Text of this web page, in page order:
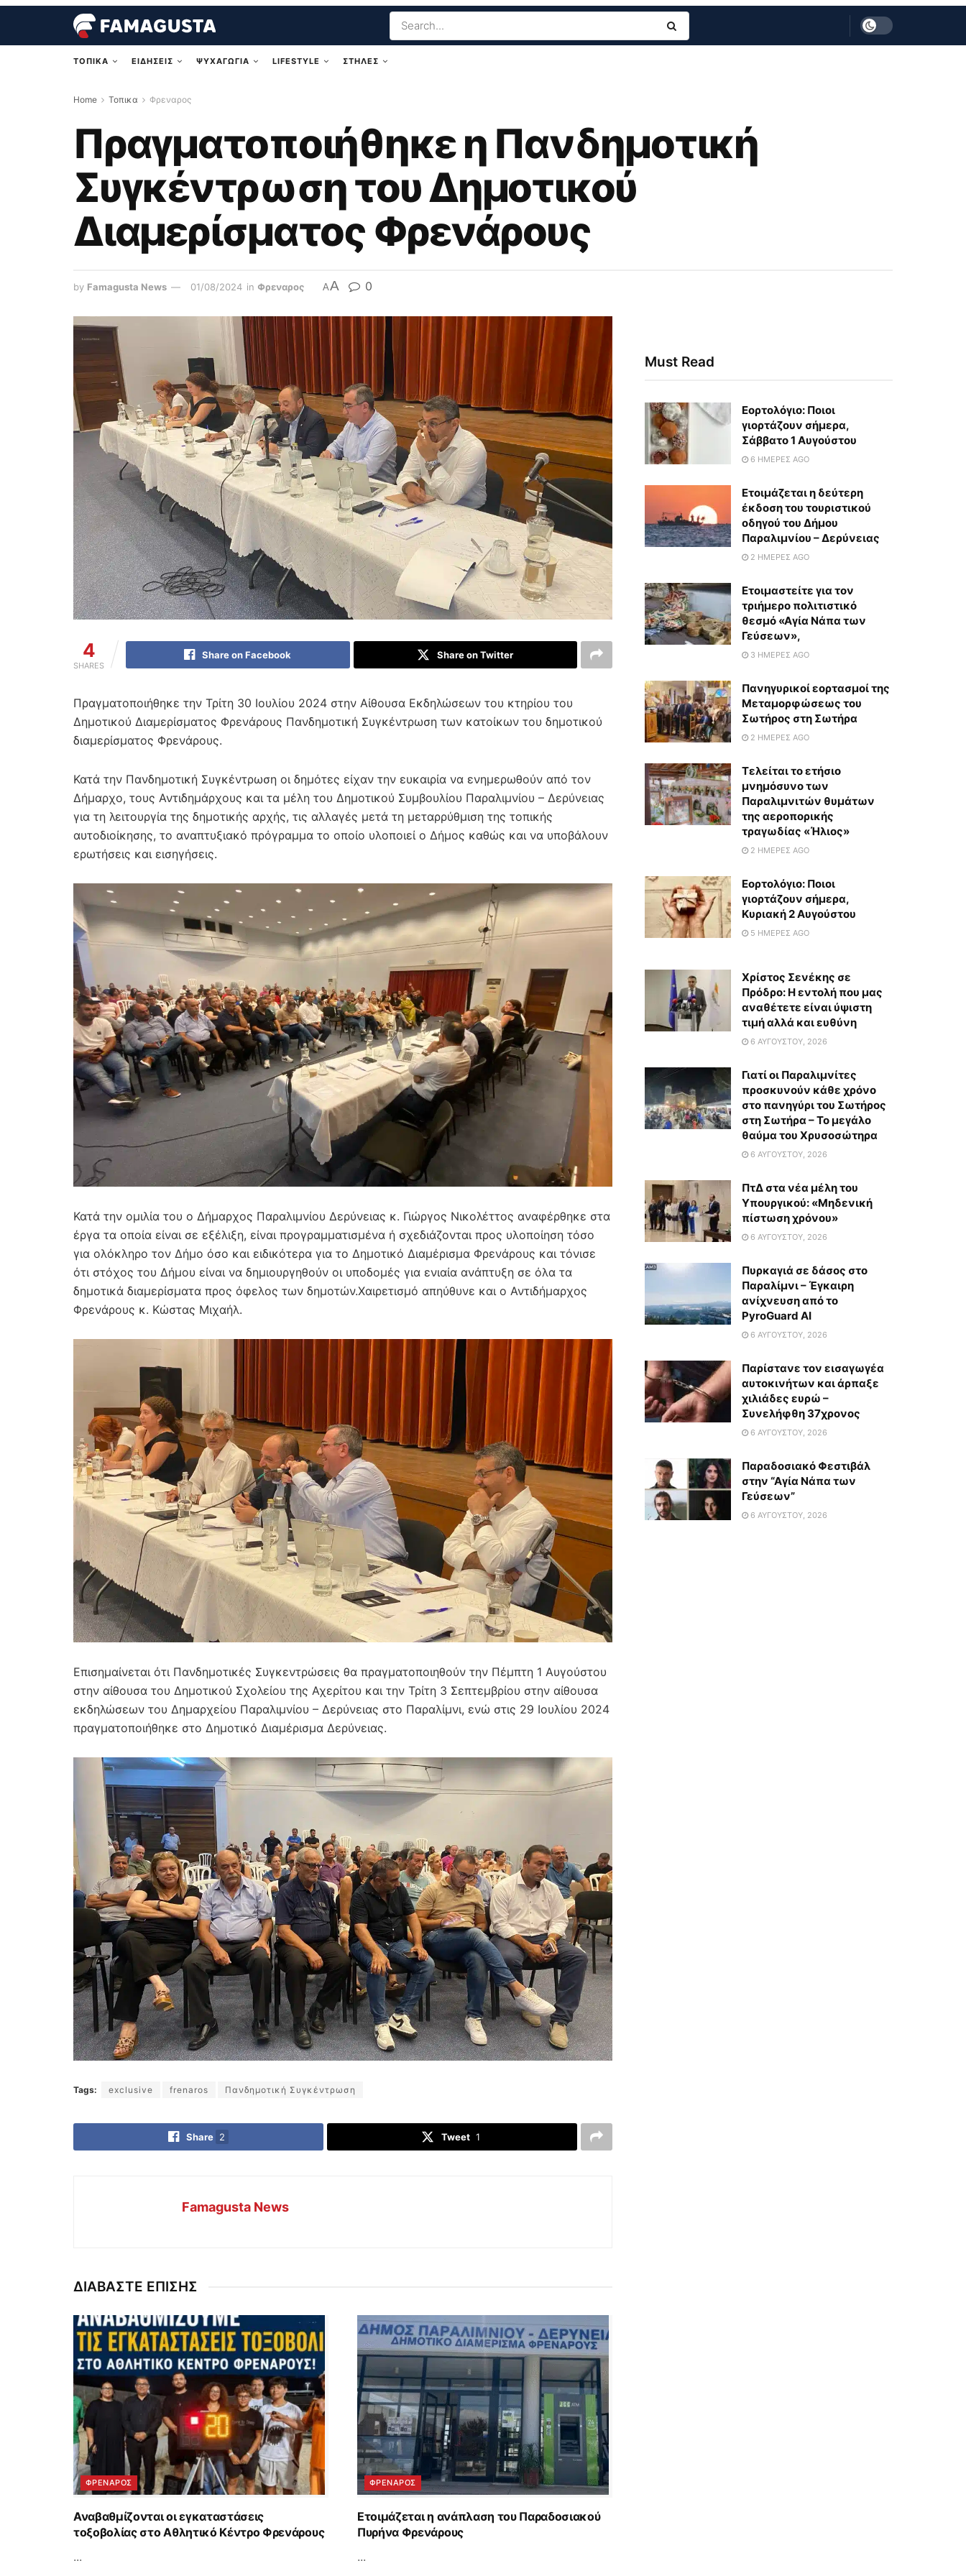
ΤΟΠΙΚΑ ΕΙΔΗΣΕΙΣ ΨΥΧΑΓΩΓΙΑ LIFESTYLE ΣΤΗΛΕΣ
Home Τοπικα Φρεναρος
Πραγματοποιήθηκε η Πανδημοτική
Συγκέντρωση του Δημοτικού
Διαμερίσματος Φρενάρους
by Famagusta News 01/08/2024 in Φρεναρος AA 0
4
SHARES
Share on Facebook Share on Twitter
Πραγματοποιήθηκε την Τρίτη 30 Ιουλίου 2024 στην Αίθουσα Εκδηλώσεων του κτηρίου του
Δημοτικού Διαμερίσματος Φρενάρους Πανδημοτική Συγκέντρωση των κατοίκων του δημοτικού
διαμερίσματος Φρενάρους.
Κατά την Πανδημοτική Συγκέντρωση οι δημότες είχαν την ευκαιρία να ενημερωθούν από τον
Δήμαρχο, τους Αντιδημάρχους και τα μέλη του Δημοτικού Συμβουλίου Παραλιμνίου – Δερύνειας
για τη λειτουργία της δημοτικής αρχής, τις αλλαγές μετά τη μεταρρύθμιση της τοπικής
αυτοδιοίκησης, το αναπτυξιακό πρόγραμμα το οποίο υλοποιεί ο Δήμος καθώς και να υποβάλουν
ερωτήσεις και εισηγήσεις.
Κατά την ομιλία του ο Δήμαρχος Παραλιμνίου Δερύνειας κ. Γιώργος Νικολέττος αναφέρθηκε στα
έργα τα οποία είναι σε εξέλιξη, είναι προγραμματισμένα ή σχεδιάζονται προς υλοποίηση τόσο
για ολόκληρο τον Δήμο όσο και ειδικότερα για το Δημοτικό Διαμέρισμα Φρενάρους και τόνισε
ότι στόχος του Δήμου είναι να δημιουργηθούν οι υποδομές για ενιαία ανάπτυξη σε όλα τα
δημοτικά διαμερίσματα προς όφελος των δημοτών.Χαιρετισμό απηύθυνε και ο Αντιδήμαρχος
Φρενάρους κ. Κώστας Μιχαήλ.
Επισημαίνεται ότι Πανδημοτικές Συγκεντρώσεις θα πραγματοποιηθούν την Πέμπτη 1 Αυγούστου
στην αίθουσα του Δημοτικού Σχολείου της Αχερίτου και την Τρίτη 3 Σεπτεμβρίου στην αίθουσα
εκδηλώσεων του Δημαρχείου Παραλιμνίου – Δερύνειας στο Παραλίμνι, ενώ στις 29 Ιουλίου 2024
πραγματοποιήθηκε στο Δημοτικό Διαμέρισμα Δερύνειας.
Tags: exclusive frenaros Πανδημοτική Συγκέντρωση
Share 2 Tweet 1
Famagusta News
ΔΙΑΒΑΣΤΕ ΕΠΙΣΗΣ
ΦΡΕΝΑΡΟΣ
Αναβαθμίζονται οι εγκαταστάσεις
τοξοβολίας στο Αθλητικό Κέντρο Φρενάρους
...
ΦΡΕΝΑΡΟΣ
Ετοιμάζεται η ανάπλαση του Παραδοσιακού
Πυρήνα Φρενάρους
...
Must Read
Εορτολόγιο: Ποιοι
γιορτάζουν σήμερα,
Σάββατο 1 Αυγούστου
6 ΗΜΈΡΕΣ AGO
Ετοιμάζεται η δεύτερη
έκδοση του τουριστικού
οδηγού του Δήμου
Παραλιμνίου – Δερύνειας
2 ΗΜΈΡΕΣ AGO
Eτοιμαστείτε για τον
τριήμερο πολιτιστικό
θεσμό «Αγία Νάπα των
Γεύσεων»,
3 ΗΜΈΡΕΣ AGO
Πανηγυρικοί εορτασμοί της
Μεταμορφώσεως του
Σωτήρος στη Σωτήρα
2 ΗΜΈΡΕΣ AGO
Τελείται το ετήσιο
μνημόσυνο των
Παραλιμνιτών θυμάτων
της αεροπορικής
τραγωδίας «Ήλιος»
2 ΗΜΈΡΕΣ AGO
Εορτολόγιο: Ποιοι
γιορτάζουν σήμερα,
Κυριακή 2 Αυγούστου
5 ΗΜΈΡΕΣ AGO
Χρίστος Σενέκης σε
Πρόδρο: Η εντολή που μας
αναθέτετε είναι ύψιστη
τιμή αλλά και ευθύνη
6 ΑΥΓΟΎΣΤΟΥ, 2026
Γιατί οι Παραλιμνίτες
προσκυνούν κάθε χρόνο
στο πανηγύρι του Σωτήρος
στη Σωτήρα – Το μεγάλο
θαύμα του Χρυσοσώτηρα
6 ΑΥΓΟΎΣΤΟΥ, 2026
ΠτΔ στα νέα μέλη του
Υπουργικού: «Μηδενική
πίστωση χρόνου»
6 ΑΥΓΟΎΣΤΟΥ, 2026
Πυρκαγιά σε δάσος στο
Παραλίμνι – Έγκαιρη
ανίχνευση από το
PyroGuard AI
6 ΑΥΓΟΎΣΤΟΥ, 2026
Παρίστανε τον εισαγωγέα
αυτοκινήτων και άρπαξε
χιλιάδες ευρώ –
Συνελήφθη 37χρονος
6 ΑΥΓΟΎΣΤΟΥ, 2026
Παραδοσιακό Φεστιβάλ
στην “Αγία Νάπα των
Γεύσεων”
6 ΑΥΓΟΎΣΤΟΥ, 2026